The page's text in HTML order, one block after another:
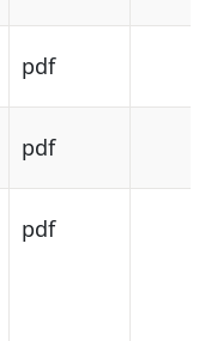
pdf
pdf
pdf